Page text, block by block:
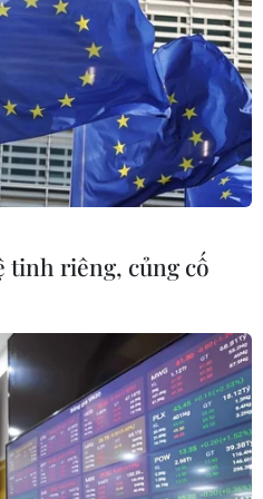
sẻ tư duy
Việt trẻ
tỏa tinh
tại Nhật
cộng đồng
với quê
tinh riêng, củng cố